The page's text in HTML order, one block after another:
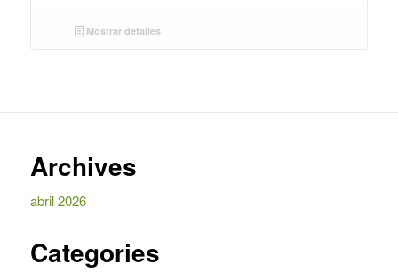
Mostrar detalles
Archives
abril 2026
Categories